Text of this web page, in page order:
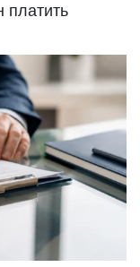
платить